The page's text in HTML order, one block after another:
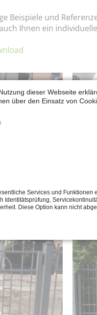
Beispiele und
Ihnen ein
dieser Webseite
über den Einsatz von
Services und Funktionen
Identitätsprüfung,
Diese Option kann nicht